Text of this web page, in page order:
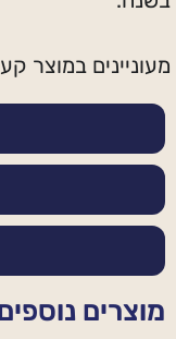
מעוניינים במוצר
מוצרים